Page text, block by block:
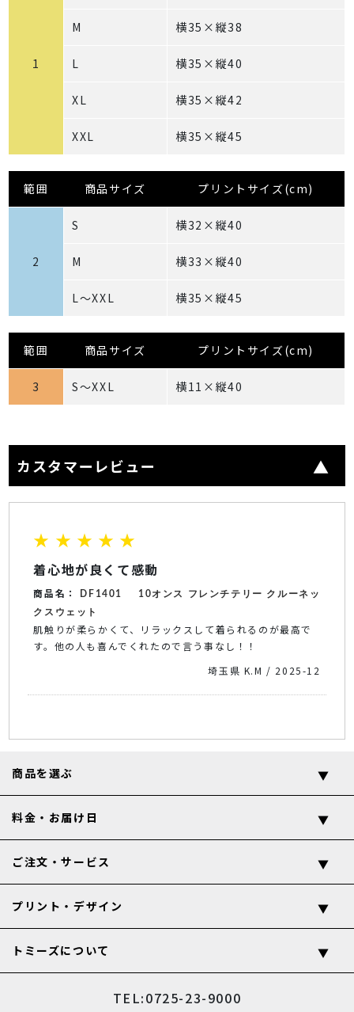
1
M 横35×縦38
L 横35×縦40
XL 横35×縦42
XXL 横35×縦45
範囲 商品サイズ プリントサイズ(cm)
2
S 横32×縦40
M 横33×縦40
L～XXL 横35×縦45
範囲 商品サイズ プリントサイズ(cm)
3 S～XXL 横11×縦40
カスタマーレビュー
★ ★ ★ ★ ★
着心地が良くて感動
商品名： DF1401
10オンス フレンチテリー クルーネッ
クスウェット
肌触りが柔らかくて、リラックスして着られるのが最高で
す。他の人も喜んでくれたので言う事なし！！
埼玉県 K.M / 2025-12
商品を選ぶ
料金・お届け日
ご注文・サービス
プリント・デザイン
トミーズについて
TEL:0725-23-9000